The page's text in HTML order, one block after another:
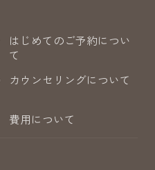
はじめてのご予約につい
て
カウンセリングについて
費用について